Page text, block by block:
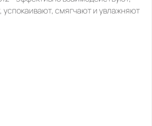
успокаивают, смягчают и увлажняют